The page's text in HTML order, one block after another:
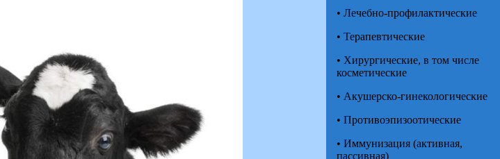
• Лечебно-профилактические
• Терапевтические
• Хирургические, в том числе
косметические
• Акушерско-гинекологические
• Противоэпизоотические
• Иммунизация (активная,
пассивная)